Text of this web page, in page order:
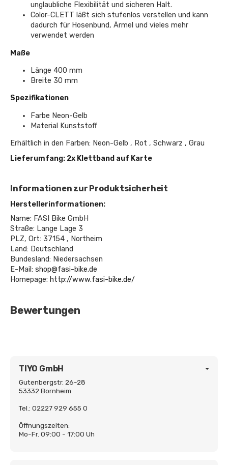
unglaubliche Flexibilität und sicheren Halt.
Color-CLETT läßt sich stufenlos verstellen und kann
dadurch für Hosenbund, Ärmel und vieles mehr
verwendet werden
Maße
Länge 400 mm
Breite 30 mm
Spezifikationen
Farbe Neon-Gelb
Material Kunststoff
Erhältlich in den Farben: Neon-Gelb , Rot , Schwarz , Grau
Lieferumfang: 2x Klettband auf Karte
Informationen zur Produktsicherheit
Herstellerinformationen:
Name: FASI Bike GmbH
Straße: Lange Lage 3
PLZ, Ort: 37154 , Northeim
Land: Deutschland
Bundesland: Niedersachsen
E-Mail: shop@fasi-bike.de
Homepage: http://www.fasi-bike.de/
Bewertungen
TIYO GmbH
Gutenbergstr. 26-28
53332 Bornheim
Tel.: 02227 929 655 0
Öffnungszeiten:
Mo-Fr. 09:00 - 17:00 Uh